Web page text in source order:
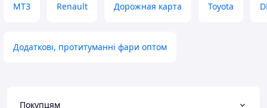
МТЗ Renault Дорожная карта Toyota
Додаткові, протитуманні фари оптом
Покупцям